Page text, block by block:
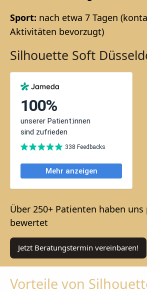
Sport: nach etwa 7 Tagen
Aktivitäten bevorzugt)
Silhouette Soft
Über 250+ Patienten haben
bewertet
Jetzt Beratungstermin vereinbaren!
Vorteile von